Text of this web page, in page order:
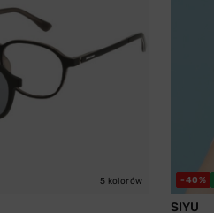
5 kolorów -40%
SIYU